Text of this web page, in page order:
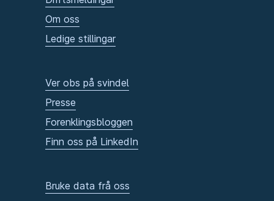
Om oss
Ledige stillingar
Ver obs på svindel
Presse
Forenklingsbloggen
Finn oss på LinkedIn
Bruke data frå oss